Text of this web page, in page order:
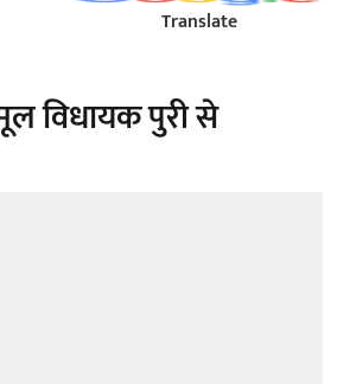
Translate
विधायक पुरी से